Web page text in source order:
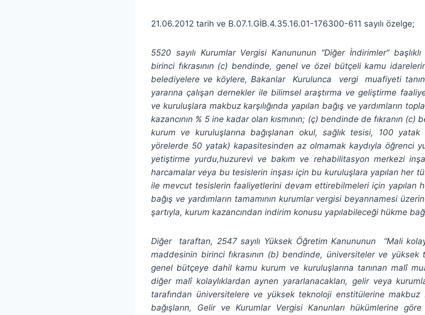
21.06.2012 tarih ve B.07.1.GİB.4.35.16.01-176300-611 sayılı özelge;
5520 sayılı Kurumlar Vergisi Kanununun “Diğer İndirimler”
birinci fıkrasının (c) bendinde, genel ve özel bütçeli kamu
belediyelere ve köylere, Bakanlar Kurulunca vergi muafiyeti
yararına çalışan dernekler ile bilimsel araştırma ve geliştirme
ve kuruluşlara makbuz karşılığında yapılan bağış ve yardımların
kazancının % 5 ine kadar olan kısmının; (ç) bendinde de fıkranın (c)
kurum ve kuruluşlarına bağışlanan okul, sağlık tesisi, 100 yatak
yörelerde 50 yatak) kapasitesinden az olmamak kaydıyla öğrenci
yetiştirme yurdu,huzurevi ve bakım ve rehabilitasyon merkezi
harcamalar veya bu tesislerin inşası için bu kuruluşlara yapılan her
ile mevcut tesislerin faaliyetlerini devam ettirebilmeleri için yapılan
bağış ve yardımların tamamının kurumlar vergisi beyannamesi
şartıyla, kurum kazancından indirim konusu yapılabileceği hükme
Diğer taraftan, 2547 sayılı Yüksek Öğretim Kanununun “Mali
maddesinin birinci fıkrasının (b) bendinde, üniversiteler ve yüksek
genel bütçeye dahil kamu kurum ve kuruluşlarına tanınan malî
diğer malî kolaylıklardan aynen yararlanacakları, gelir veya
tarafından üniversitelere ve yüksek teknoloji enstitülerine makbuz
bağışların, Gelir ve Kurumlar Vergisi Kanunları hükümlerine